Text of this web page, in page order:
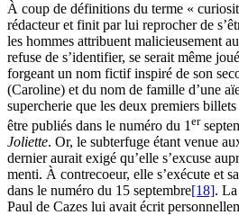
À coup de définitions du terme «
rédacteur et finit par lui reprocher de
les hommes attribuent malicieusement
refuse de s’identifier, se serait même
forgeant un nom fictif inspiré de son
(Caroline) et du nom de famille d’une
supercherie que les deux premiers
être publiés dans le numéro du 1er
Joliette. Or, le subterfuge étant venue
dernier aurait exigé qu’elle s’excuse
menti. À contrecoeur, elle s’exécute et
dans le numéro du 15 septembre[18].
Paul de Cazes lui avait écrit